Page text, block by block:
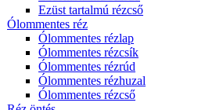
Ezüst tartalmú rézcső
Ólommentes réz
Ólommentes rézlap
Ólommentes rézcsík
Ólommentes rézrúd
Ólommentes rézhuzal
Ólommentes rézcső